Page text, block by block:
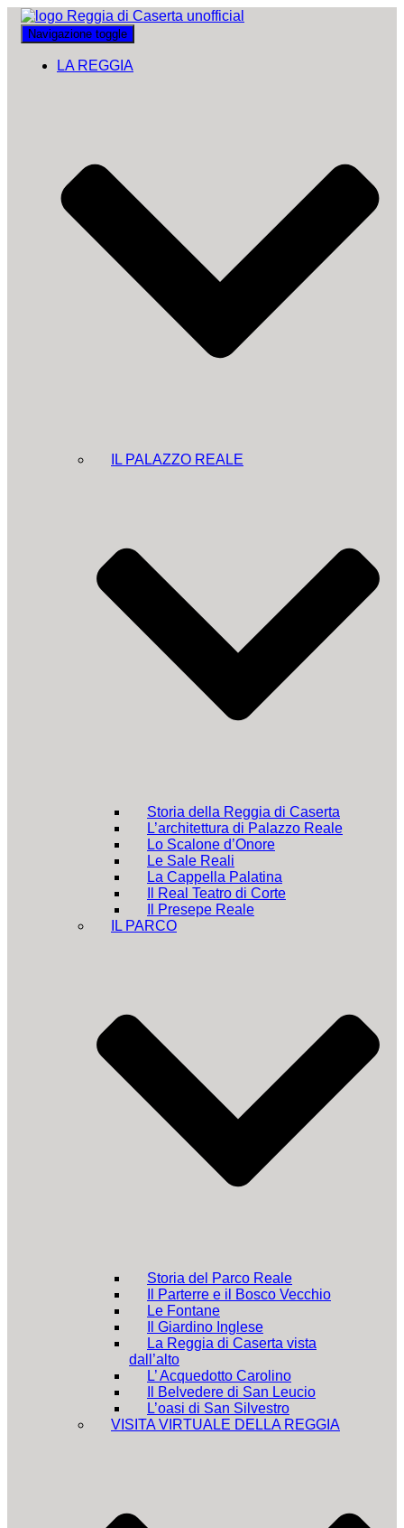
Navigazione toggle
LA REGGIA
IL PALAZZO REALE
Storia della Reggia di Caserta
L’architettura di Palazzo Reale
Lo Scalone d’Onore
Le Sale Reali
La Cappella Palatina
Il Real Teatro di Corte
Il Presepe Reale
IL PARCO
Storia del Parco Reale
Il Parterre e il Bosco Vecchio
Le Fontane
Il Giardino Inglese
La Reggia di Caserta vista
dall’alto
L’ Acquedotto Carolino
Il Belvedere di San Leucio
L’oasi di San Silvestro
VISITA VIRTUALE DELLA REGGIA